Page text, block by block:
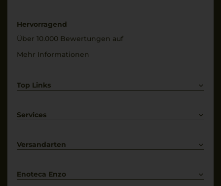
Hervorragend
Über 10.000 Bewertungen auf
Mehr Informationen
Top Links
Weißwein
Services
Kontakt
Versandarten
Enoteca Enzo